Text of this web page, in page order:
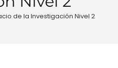
de la Investigación Nivel 2